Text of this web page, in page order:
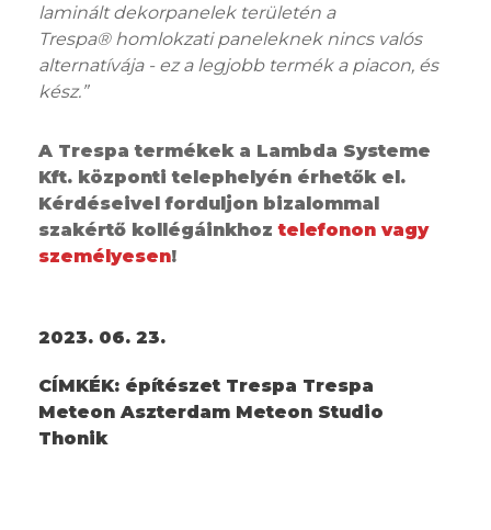
laminált dekorpanelek területén a
Trespa® homlokzati paneleknek nincs valós
alternatívája - ez a legjobb termék a piacon, és
kész.”
A Trespa termékek a Lambda Systeme
Kft. központi telephelyén érhetők el.
Kérdéseivel forduljon bizalommal
szakértő kollégáinkhoztelefonon vagy
személyesen!
2023. 06. 23.
CÍMKÉK: építészet Trespa Trespa
Meteon Aszterdam Meteon Studio
Thonik